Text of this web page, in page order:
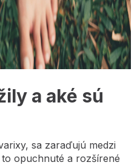
a aké sú
sa zaraďujú medzi
to opuchnuté a rozšírené